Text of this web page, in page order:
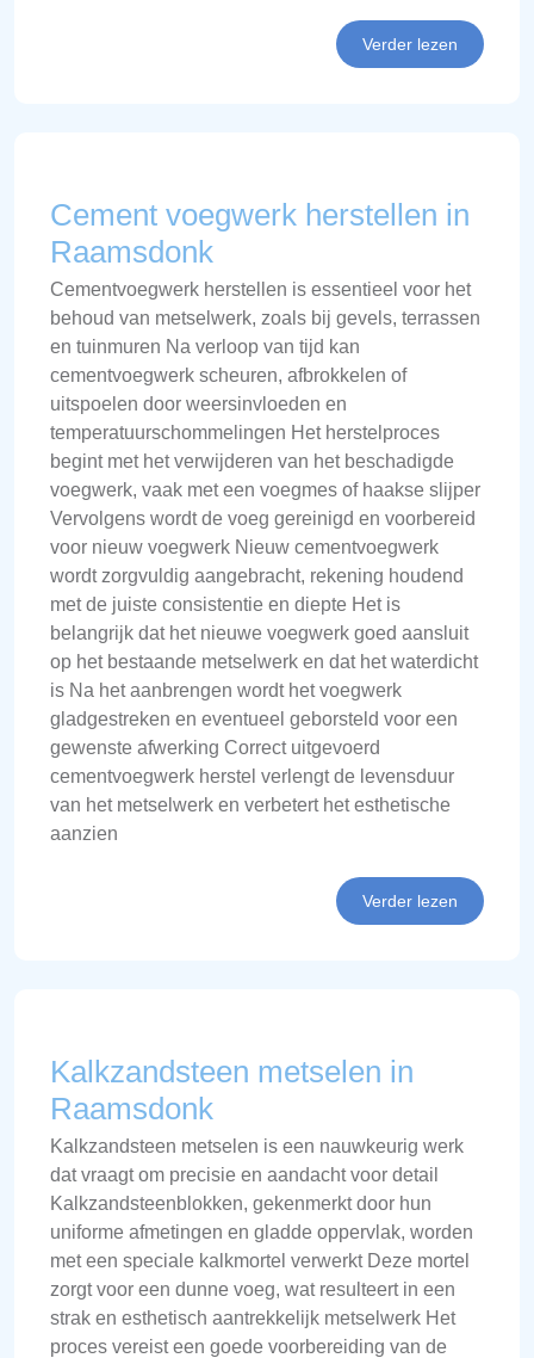
Verder lezen
Cement voegwerk herstellen in
Raamsdonk
Cementvoegwerk herstellen is essentieel voor het
behoud van metselwerk, zoals bij gevels, terrassen
en tuinmuren Na verloop van tijd kan
cementvoegwerk scheuren, afbrokkelen of
uitspoelen door weersinvloeden en
temperatuurschommelingen Het herstelproces
begint met het verwijderen van het beschadigde
voegwerk, vaak met een voegmes of haakse slijper
Vervolgens wordt de voeg gereinigd en voorbereid
voor nieuw voegwerk Nieuw cementvoegwerk
wordt zorgvuldig aangebracht, rekening houdend
met de juiste consistentie en diepte Het is
belangrijk dat het nieuwe voegwerk goed aansluit
op het bestaande metselwerk en dat het waterdicht
is Na het aanbrengen wordt het voegwerk
gladgestreken en eventueel geborsteld voor een
gewenste afwerking Correct uitgevoerd
cementvoegwerk herstel verlengt de levensduur
van het metselwerk en verbetert het esthetische
aanzien
Verder lezen
Kalkzandsteen metselen in
Raamsdonk
Kalkzandsteen metselen is een nauwkeurig werk
dat vraagt om precisie en aandacht voor detail
Kalkzandsteenblokken, gekenmerkt door hun
uniforme afmetingen en gladde oppervlak, worden
met een speciale kalkmortel verwerkt Deze mortel
zorgt voor een dunne voeg, wat resulteert in een
strak en esthetisch aantrekkelijk metselwerk Het
proces vereist een goede voorbereiding van de